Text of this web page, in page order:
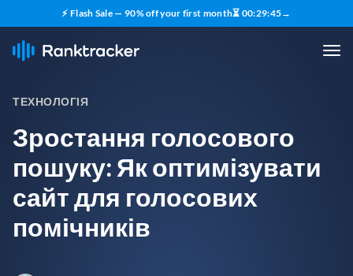
⚡ Flash Sale — 90% off your first month⏳ 00:29:43→
ТЕХНОЛОГІЯ
Зростання голосового
пошуку: Як оптимізувати
сайт для голосових
помічників